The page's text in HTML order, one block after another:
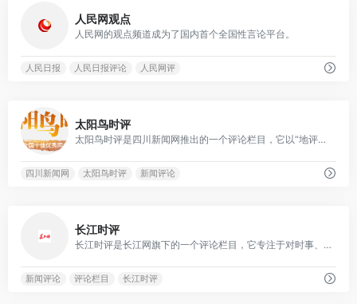
人民网观点
人民网的观点频道成为了国内首个全国性言论平台。
人民日报 人民日报评论 人民网评
太阳鸟时评
太阳鸟时评是四川新闻网推出的一个评论栏目，它以“地评线”为特色，针对当前的时事热点、社会现象以及政策变化等提供深度的评论和分析。
四川新闻网 太阳鸟时评 新闻评论
长江时评
长江时评是长江网旗下的一个评论栏目，它专注于对时事、社会现象、文化等热点话题发表观点和评论。
新闻评论 评论栏目 长江时评